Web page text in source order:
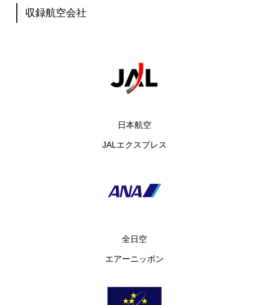
収録航空会社
日本航空
JALエクスプレス
全日空
エアーニッポン